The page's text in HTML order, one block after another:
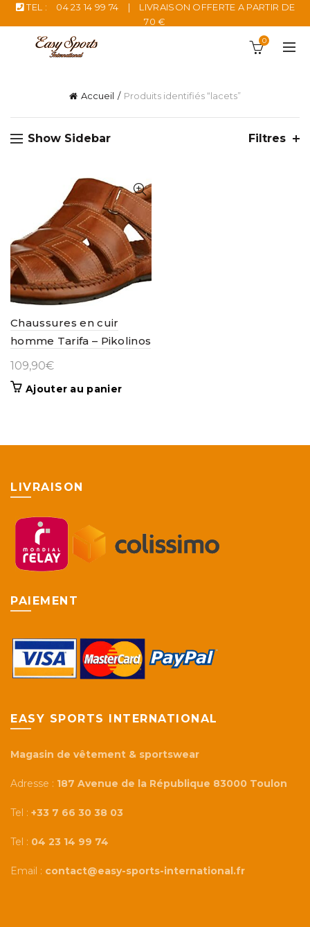
TEL : 04 23 14 99 74 |
LIVRAISON OFFERTE A PARTIR DE
70 €
0
Accueil Produits identifiés “lacets”
Show Sidebar Filtres
Chaussures en cuir
homme Tarifa – Pikolinos
109,90€
Ajouter au panier
LIVRAISON
PAIEMENT
EASY SPORTS INTERNATIONAL
Magasin de vêtement & sportswear
Adresse : 187 Avenue de la République 83000 Toulon
Tel : +33 7 66 30 38 03
Tel : 04 23 14 99 74
Email : contact@easy-sports-international.fr